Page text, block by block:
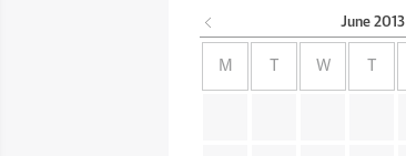
June 2013
M W